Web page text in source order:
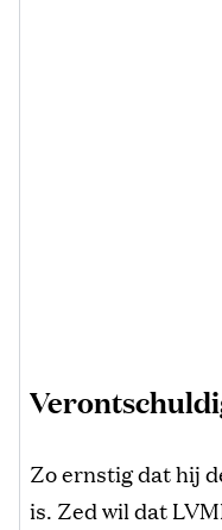
Zo ernstig dat hij
is. Zed wil dat